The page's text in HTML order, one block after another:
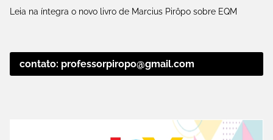
Leia na íntegra o novo livro de Marcius Pirôpo sobre EQM
contato: professorpiropo@gmail.com